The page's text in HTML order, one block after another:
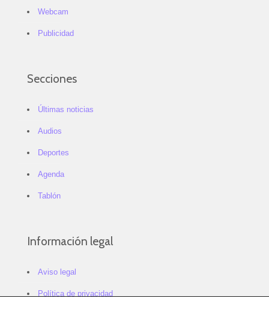
Webcam
Publicidad
Secciones
Últimas noticias
Audios
Deportes
Agenda
Tablón
Información legal
Aviso legal
Política de privacidad